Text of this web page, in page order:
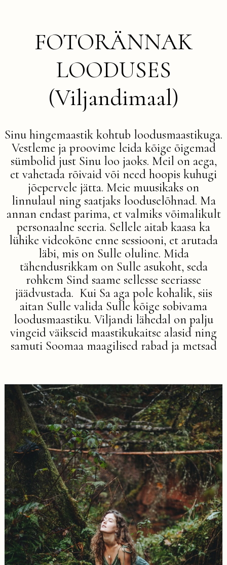
FOTORÄNNAK
LOODUSES
(Viljandimaal)
Sinu hingemaastik kohtub loodusmaastikuga.
Vestleme ja proovime leida kõige õigemad
sümbolid just Sinu loo jaoks. Meil on aega,
et vahetada rõivaid või need hoopis kuhugi
jõepervele jätta. Meie muusikaks on
linnulaul ning saatjaks looduselõhnad. Ma
annan endast parima, et valmiks võimalikult
personaalne seeria. Sellele aitab kaasa ka
lühike videokõne enne sessiooni, et arutada
läbi, mis on Sulle oluline. Mida
tähendusrikkam on Sulle asukoht, seda
rohkem Sind saame sellesse seeriasse
jäädvustada. Kui Sa aga pole kohalik, siis
aitan Sulle valida Sulle kõige sobivama
loodusmaastiku. Viljandi lähedal on palju
vingeid väikseid maastikukaitse alasid ning
samuti Soomaa maagilised rabad ja metsad